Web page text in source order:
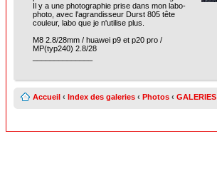
Il y a une photographie prise dans mon labo-
photo, avec l'agrandisseur Durst 805 tête
couleur, labo que je n'utilise plus.
M8 2.8/28mm / huawei p9 et p20 pro /
MP(typ240) 2.8/28
Accueil ‹ Index des galeries ‹ Photos ‹ GALERIES